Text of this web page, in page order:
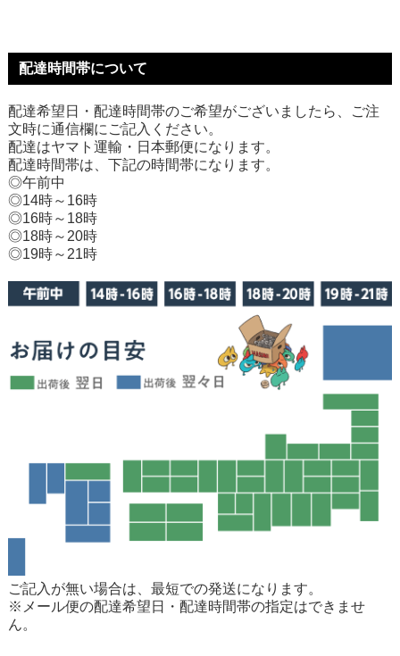
配達時間帯について
配達希望日・配達時間帯のご希望がございましたら、ご注
文時に通信欄にご記入ください。
配達はヤマト運輸・日本郵便になります。
配達時間帯は、下記の時間帯になります。
◎午前中
◎14時～16時
◎16時～18時
◎18時～20時
◎19時～21時
ご記入が無い場合は、最短での発送になります。
※メール便の配達希望日・配達時間帯の指定はできませ
ん。